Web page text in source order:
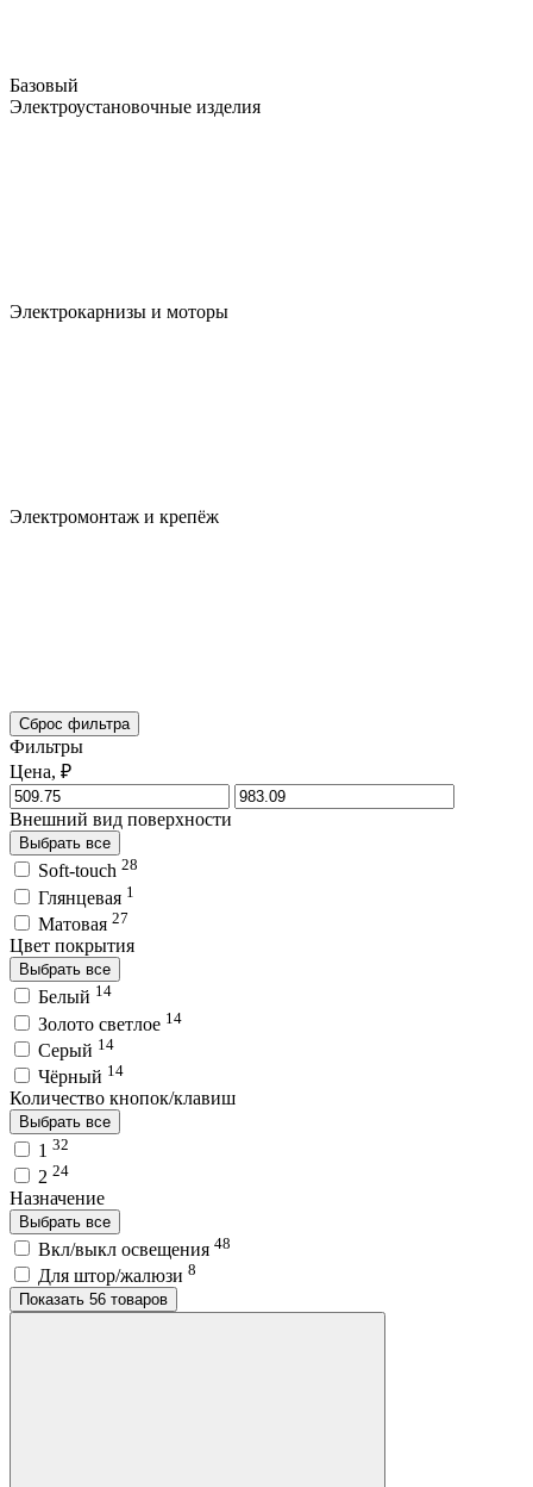
Базовый
Электроустановочные изделия
Электрокарнизы и моторы
Электромонтаж и крепёж
Сброс фильтра
Фильтры
Цена, ₽
Внешний вид поверхности
Выбрать все
Soft-touch 28
Глянцевая 1
Матовая 27
Цвет покрытия
Выбрать все
Белый 14
Золото светлое 14
Серый 14
Чёрный 14
Количество кнопок/клавиш
Выбрать все
1 32
2 24
Назначение
Выбрать все
Вкл/выкл освещения 48
Для штор/жалюзи 8
Показать 56 товаров